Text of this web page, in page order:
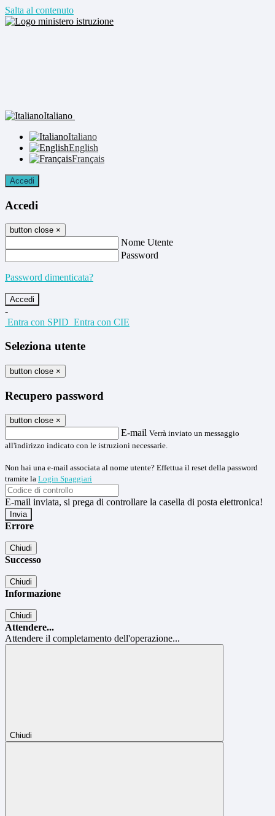
Salta al contenuto
Italiano
Italiano
English
Français
Accedi
Accedi
button close ×
Nome Utente
Password
Password dimenticata?
-
Entra con SPID Entra con CIE
Seleziona utente
button close ×
Recupero password
button close ×
E-mail Verrà inviato un messaggio
all'indirizzo indicato con le istruzioni necessarie.
Non hai una e-mail associata al nome utente? Effettua il reset della password
tramite la Login Spaggiari
E-mail inviata, si prega di controllare la casella di posta elettronica!
Errore
Chiudi
Successo
Chiudi
Informazione
Chiudi
Attendere...
Attendere il completamento dell'operazione...
Chiudi